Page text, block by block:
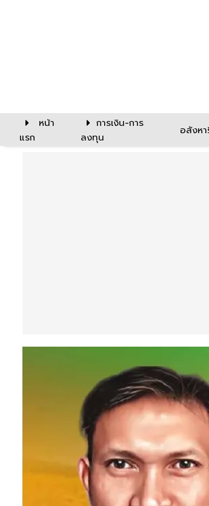
หน้า
แรก
การเงิน-การ
ลงทุน
อสังห